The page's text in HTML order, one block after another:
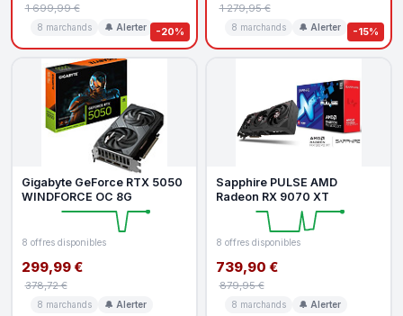
-20%
1 699,99 €
8 marchands 🔔 Alerter -15%
1 279,95 €
8 marchands 🔔 Alerter
Gigabyte GeForce RTX 5050
WINDFORCE OC 8G
8 offres disponibles
299,99 €
378,72 €
8 marchands 🔔 Alerter
Sapphire PULSE AMD
Radeon RX 9070 XT
8 offres disponibles
739,90 €
879,95 €
8 marchands 🔔 Alerter